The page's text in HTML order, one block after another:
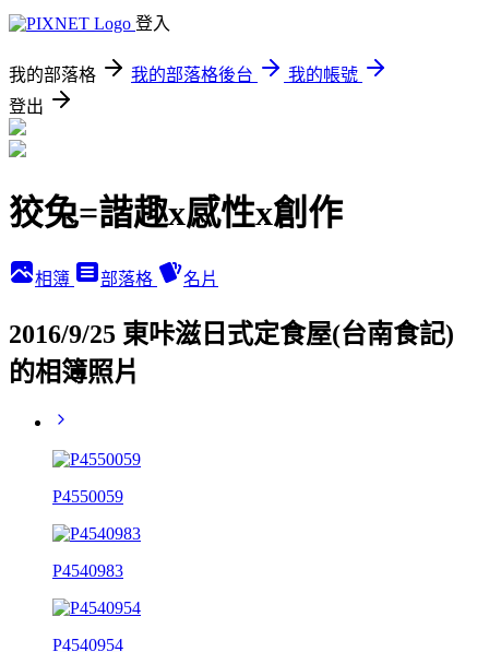
登入
我的部落格 我的部落格後台
我的帳號
登出
狡兔=諧趣x感性x創作
相簿 部落格 名片
2016/9/25 東咔滋日式定食屋(台南食記)
的相簿照片
P4550059
P4540983
P4540954